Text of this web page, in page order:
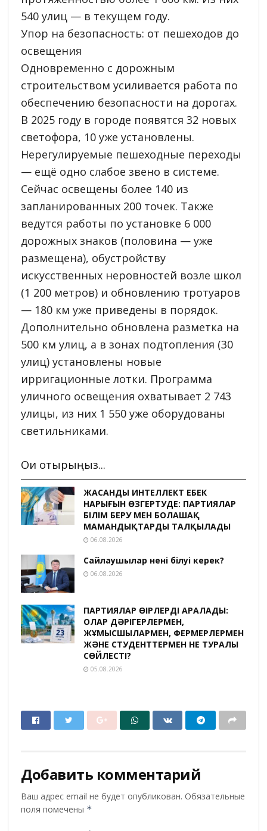
540 улиц — в текущем году.
Упор на безопасность: от пешеходов до
освещения
Одновременно с дорожным
строительством усиливается работа по
обеспечению безопасности на дорогах.
В 2025 году в городе появятся 32 новых
светофора, 10 уже установлены.
Нерегулируемые пешеходные переходы
— ещё одно слабое звено в системе.
Сейчас освещены более 140 из
запланированных 200 точек. Также
ведутся работы по установке 6 000
дорожных знаков (половина — уже
размещена), обустройству
искусственных неровностей возле школ
(1 200 метров) и обновлению тротуаров
— 180 км уже приведены в порядок.
Дополнительно обновлена разметка на
500 км улиц, а в зонах подтопления (30
улиц) установлены новые
ирригационные лотки. Программа
уличного освещения охватывает 2 743
улицы, из них 1 550 уже оборудованы
светильниками.
Оқи отырыңыз...
ЖАСАНДЫ ИНТЕЛЛЕКТ ЕҢБЕК
НАРЫҒЫН ӨЗГЕРТУДЕ: ПАРТИЯЛАР
БІЛІМ БЕРУ МЕН БОЛАШАҚ
МАМАНДЫҚТАРДЫ ТАЛҚЫЛАДЫ
06.08.2026
Сайлаушылар нені білуі керек?
06.08.2026
ПАРТИЯЛАР ӨҢІРЛЕРДІ АРАЛАДЫ:
ОЛАР ДӘРІГЕРЛЕРМЕН,
ЖҰМЫСШЫЛАРМЕН, ФЕРМЕРЛЕРМЕН
ЖӘНЕ СТУДЕНТТЕРМЕН НЕ ТУРАЛЫ
СӨЙЛЕСТІ?
05.08.2026
Добавить комментарий
Ваш адрес email не будет опубликован. Обязательные
поля помечены *